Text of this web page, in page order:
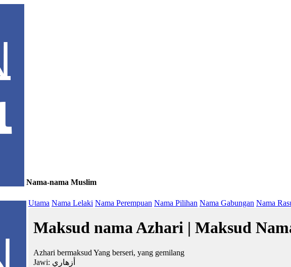
Nama-nama Muslim
Utama Nama Lelaki Nama Perempuan Nama Pilihan Nama Gabungan Nama
Maksud nama Azhari | Maksud
Azhari bermaksud Yang berseri, yang gemilang
Jawi: أزهاري